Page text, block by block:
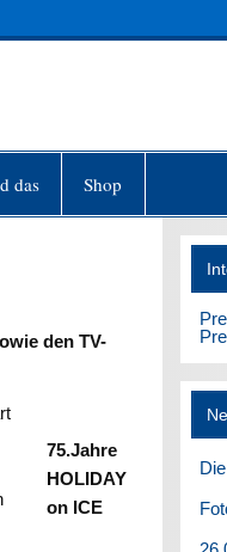
das Shop
den TV-
75.Jahre
HOLIDAY
on ICE